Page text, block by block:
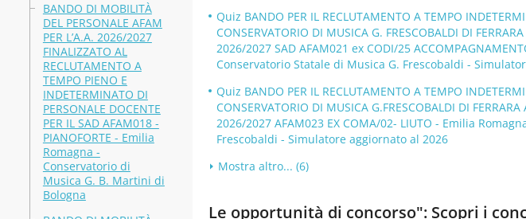
BANDO DI MOBILITÀ
DEL PERSONALE AFAM
PER L’A.A. 2026/2027
FINALIZZATO AL
RECLUTAMENTO A
TEMPO PIENO E
INDETERMINATO DI
PERSONALE DOCENTE
PER IL SAD AFAM018 -
PIANOFORTE - Emilia
Romagna -
Conservatorio di
Musica G. B. Martini di
Bologna
Quiz BANDO PER IL RECLUTAMENTO A TEMPO
CONSERVATORIO DI MUSICA G. FRESCOBALDI DI
2026/2027 SAD AFAM021 ex CODI/25
Conservatorio Statale di Musica G. Frescobaldi -
Quiz BANDO PER IL RECLUTAMENTO A TEMPO
CONSERVATORIO DI MUSICA G.FRESCOBALDI DI
2026/2027 AFAM023 EX COMA/02- LIUTO - Emilia
Frescobaldi - Simulatore aggiornato al 2026
Mostra altro... (6)
Le opportunità di concorso": Scopri i